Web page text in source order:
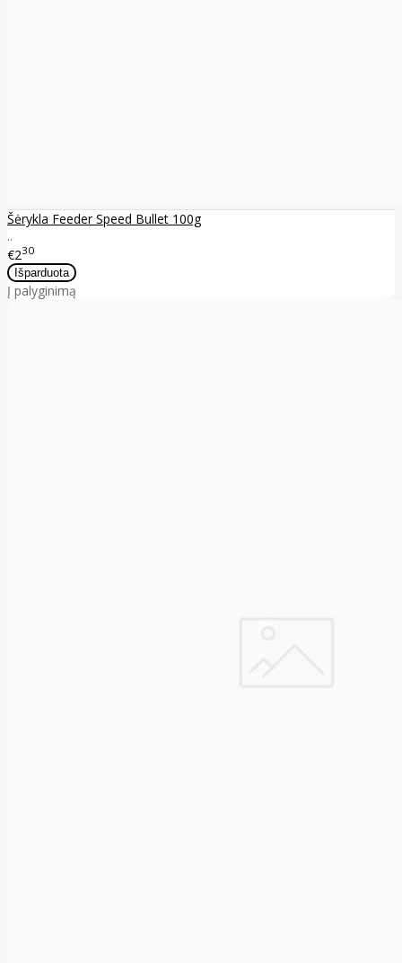
Šėrykla Feeder Speed Bullet 100g
..
€230
Į palyginimą